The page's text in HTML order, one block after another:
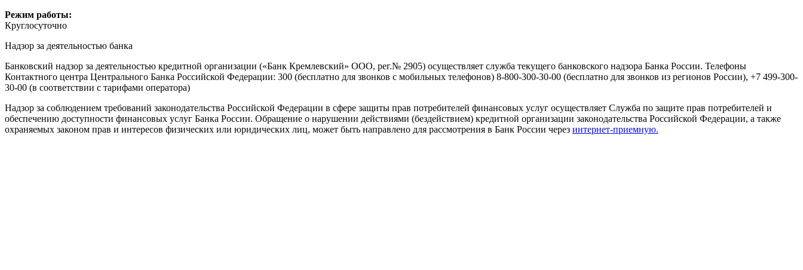
Режим работы:
Круглосуточно
Надзор за деятельностью банка
Банковский надзор за деятельностью кредитной организации («Банк Кремлевский» ООО, рег.№ 2905) осуществляет служба текущего банковского надзора Банка России. Телефоны
Контактного центра Центрального Банка Российской Федерации: 300 (бесплатно для звонков с мобильных телефонов) 8-800-300-30-00 (бесплатно для звонков из регионов России), +7 499-300-
30-00 (в соответствии с тарифами оператора)
Надзор за соблюдением требований законодательства Российской Федерации в сфере защиты прав потребителей финансовых услуг осуществляет Служба по защите прав потребителей и
обеспечению доступности финансовых услуг Банка России. Обращение о нарушении действиями (бездействием) кредитной организации законодательства Российской Федерации, а также
охраняемых законом прав и интересов физических или юридических лиц, может быть направлено для рассмотрения в Банк России через интернет-приемную.